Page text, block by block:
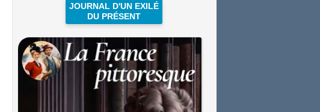
JOURNAL D'UN EXILÉ
DU PRÉSENT